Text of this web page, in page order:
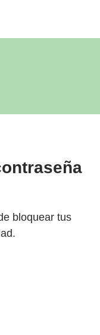
bloquear tus